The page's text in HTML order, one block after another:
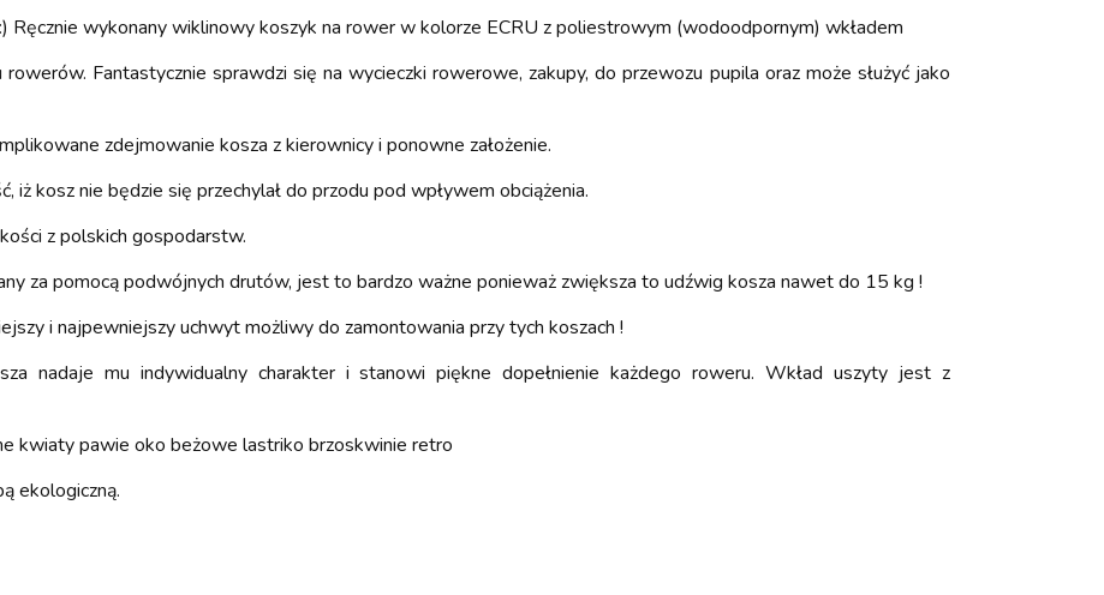
wykonany wiklinowy koszyk na rower w kolorze ECRU z poliestrowym (wodoodpornym) wkładem
Fantastycznie sprawdzi się na wycieczki rowerowe, zakupy, do przewozu pupila oraz może służyć jako
zdejmowanie kosza z kierownicy i ponowne założenie.
kosz nie będzie się przechylał do przodu pod wpływem obciążenia.
z polskich gospodarstw.
za pomocą podwójnych drutów, jest to bardzo ważne ponieważ zwiększa to udźwig kosza nawet do 15 kg !
i najpewniejszy uchwyt możliwy do zamontowania przy tych koszach !
nadaje mu indywidualny charakter i stanowi piękne dopełnienie każdego roweru. Wkład uszyty jest z
kwiaty pawie oko beżowe lastriko brzoskwinie retro
ekologiczną.